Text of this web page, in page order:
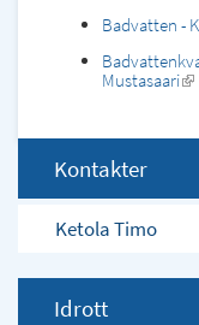
Badvatten -
Mustasaari(link
Kontakter
Ketola Timo
Idrott